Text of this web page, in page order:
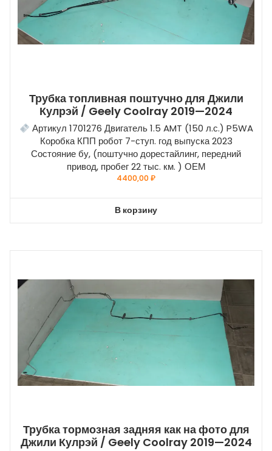
Трубка топливная поштучно для Джили
Кулрэй / Geely Coolray 2019—2024
Артикул 1701276 Двигатель 1.5 AMT (150 л.с.) P5WA
Коробка КПП робот 7-ступ. год выпуска 2023
Состояние бу, (поштучно дорестайлинг, передний
привод, пробег 22 тыс. км. ) ОЕМ
4400,00₽
В корзину
Трубка тормозная задняя как на фото для
Джили Кулрэй / Geely Coolray 2019—2024